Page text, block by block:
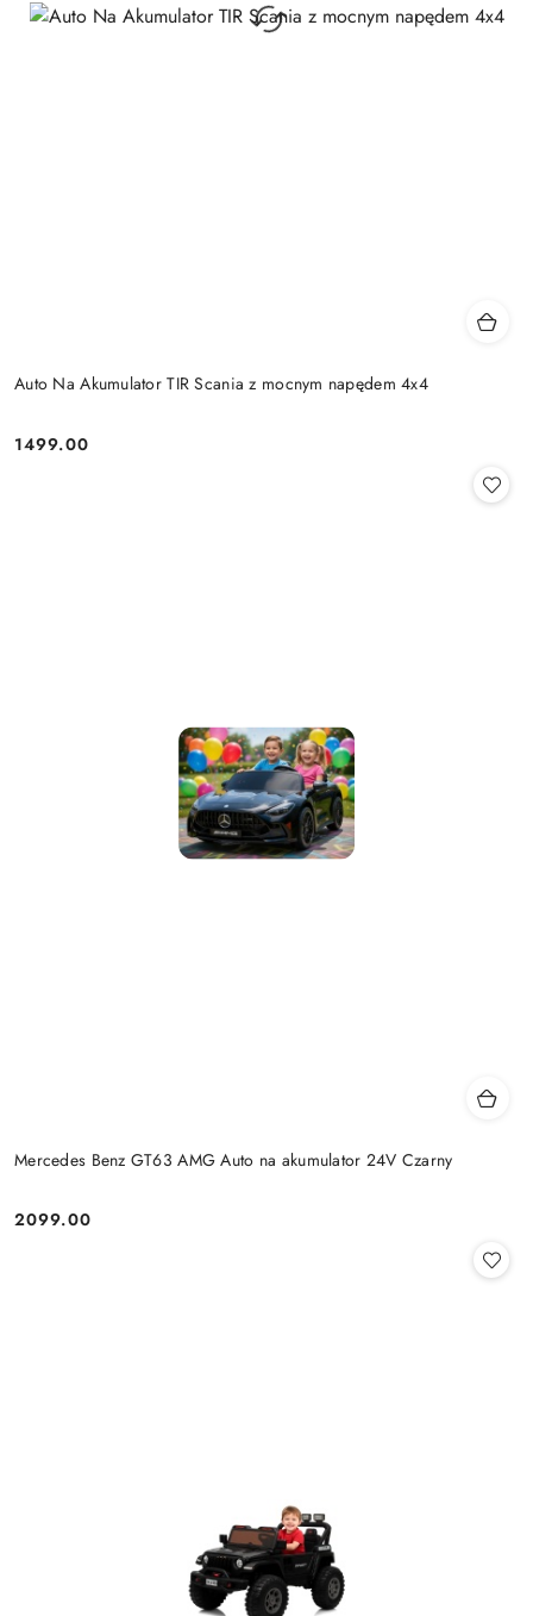
Auto Na Akumulator TIR Scania z mocnym napędem 4x4
Cena:
1499.00
Mercedes Benz GT63 AMG Auto na akumulator 24V Czarny
Cena:
2099.00